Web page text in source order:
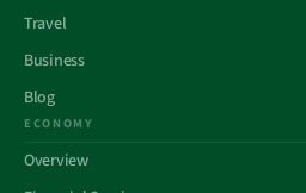
Travel
Business
Blog
ECONOMY
Overview